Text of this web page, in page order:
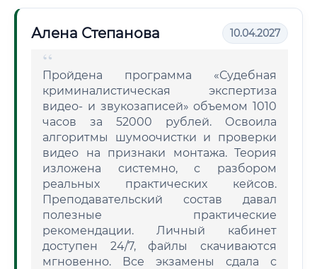
Алена Степанова 10.04.2027
Пройдена программа «Судебная
криминалистическая экспертиза
видео- и звукозаписей» объемом 1010
часов за 52000 рублей. Освоила
алгоритмы шумоочистки и проверки
видео на признаки монтажа. Теория
изложена системно, с разбором
реальных практических кейсов.
Преподавательский состав давал
полезные практические
рекомендации. Личный кабинет
доступен 24/7, файлы скачиваются
мгновенно. Все экзамены сдала с